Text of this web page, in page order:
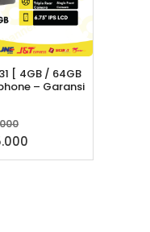
[ 4GB / 64GB
– Garansi
aslinya
adalah:
Harga
saat